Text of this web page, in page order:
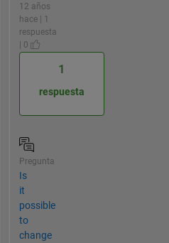
12 años
hace | 1
respuesta
| 0
1
respuesta
Pregunta
Is
it
possible
to
change